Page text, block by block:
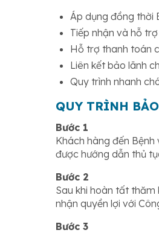
Áp dụng đồng thời
Tiếp nhận và hỗ
Hỗ trợ thanh toán
Liên kết bảo lãnh
Quy trình nhanh
QUY TRÌNH
Bước 1
Khách hàng đến
được hướng dẫn thủ
Bước 2
Sau khi hoàn tất thăm
nhận quyền lợi với
Bước 3